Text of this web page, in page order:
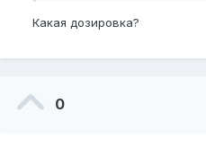
Какая дозировка?
0